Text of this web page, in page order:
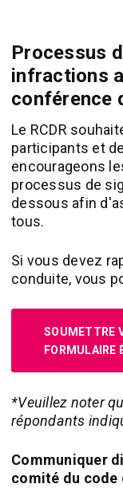
Processus
infractions
conférence
Le RCDR
participants et
encourageons
processus de
dessous afin
tous.
Si vous devez
conduite, vous
SOUMETTRE
FORMULAIRE
*Veuillez noter
répondants
Communiquer
comité du code